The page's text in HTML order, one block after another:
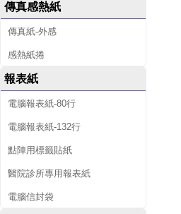
傳真感熱紙
傳真紙-外感
感熱紙捲
報表紙
電腦報表紙-80行
電腦報表紙-132行
點陣用標籤貼紙
醫院診所專用報表紙
電腦信封袋